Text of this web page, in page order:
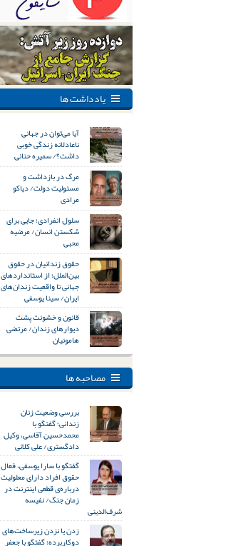
یادداشت ها
آیا می‌توان در جهانی
ناعادلانه زندگی خوبی
داشت؟/ سمیره حنائی
مرگ در بازداشت و
مسئولیت دولت/ دیاکو
مرادی
سلول انفرادی؛ جایی برای
شکستن انسان/ مرضیه
محبی
حقوق زندانیان در حقوق
بین‌الملل؛ از استانداردهای
جهانی تا واقعیت زندان‌های
ایران/ سینا یوسفی
قانون و خشونت پشت
دیوارهای زندان/ مرتضی
هامونیان
مصاحبه ها
بررسی وضعیت زنان
زندانی؛ گفتگو با
محمدحسین آقاسی، وکیل
دادگستری/ علی کلائی
گفتگو با سارا یوسفی، فعال
حقوق افراد دارای معلولیت
درباره‌ی قطعی اینترنت در
زمان جنگ/ نفیسه
شرف‌الدینی
زدن یا نزدن زیرساخت‌های
دوکاربرده؛ گفتگو با جعفر